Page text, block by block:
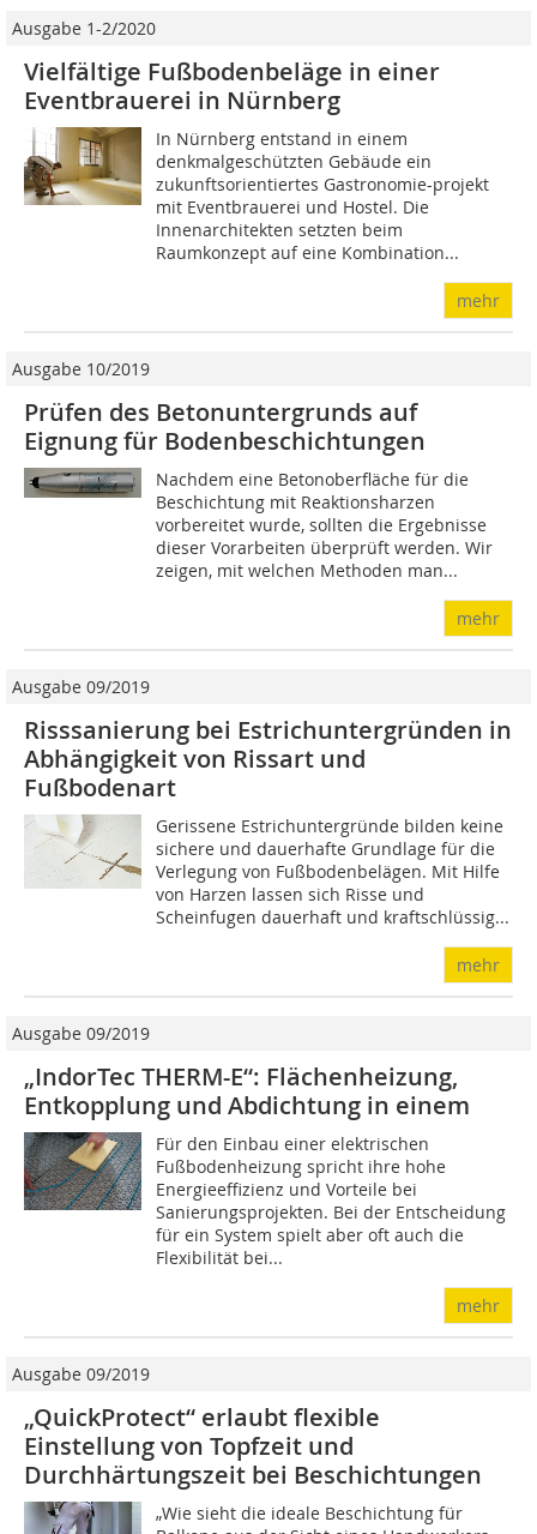
Ausgabe 1-2/2020
Vielfältige Fußbodenbeläge in einer
Eventbrauerei in Nürnberg
In Nürnberg entstand in einem
denkmalgeschützten Gebäude ein
zukunftsorientiertes Gastronomie-projekt
mit Eventbrauerei und Hostel. Die
Innenarchitekten setzten beim
Raumkonzept auf eine Kombination...
mehr
Ausgabe 10/2019
Prüfen des Betonuntergrunds auf
Eignung für Bodenbeschichtungen
Nachdem eine Betonoberfläche für die
Beschichtung mit Reaktionsharzen
vorbereitet wurde, sollten die Ergebnisse
dieser Vorarbeiten überprüft werden. Wir
zeigen, mit welchen Methoden man...
mehr
Ausgabe 09/2019
Risssanierung bei Estrichuntergründen in
Abhängigkeit von Rissart und
Fußbodenart
Gerissene Estrichuntergründe bilden keine
sichere und dauerhafte Grundlage für die
Verlegung von Fußbodenbelägen. Mit Hilfe
von Harzen lassen sich Risse und
Scheinfugen dauerhaft und kraftschlüssig...
mehr
Ausgabe 09/2019
„IndorTec THERM-E“: Flächenheizung,
Entkopplung und Abdichtung in einem
Für den Einbau einer elektrischen
Fußbodenheizung spricht ihre hohe
Energieeffizienz und Vorteile bei
Sanierungsprojekten. Bei der Entscheidung
für ein System spielt aber oft auch die
Flexibilität bei...
mehr
Ausgabe 09/2019
„QuickProtect“ erlaubt flexible
Einstellung von Topfzeit und
Durchhärtungszeit bei Beschichtungen
„Wie sieht die ideale Beschichtung für